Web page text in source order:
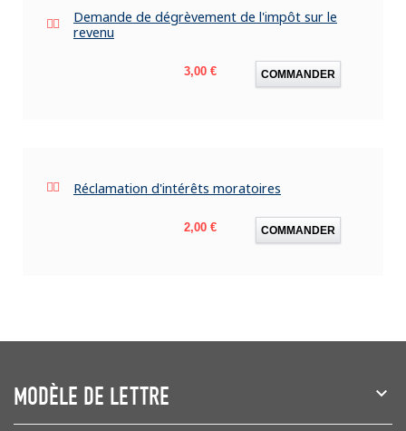
Demande de dégrèvement de l'impôt sur le
revenu
Prix
3,00 € COMMANDER
Réclamation d'intérêts moratoires
Prix
2,00 € COMMANDER
MODÈLE DE LETTRE